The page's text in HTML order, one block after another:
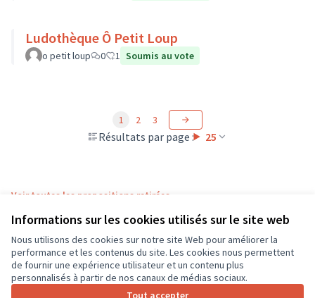
Informations sur les cookies utilisés sur le site web
Nous utilisons des cookies sur notre site Web pour améliorer la
performance et les contenus du site. Les cookies nous permettent
de fournir une expérience utilisateur et un contenu plus
personnalisés à partir de nos canaux de médias sociaux.
Tout accepter
Ludothèque Ô Petit Loup
o petit loup 0 1 Soumis au vote
Résultats par page : 25
1 2 3
Voir toutes les propositions retirées
Conditions d'utilisation
Paramètres des cookies
CD37 sur X
(Lien externe)
CD37 sur Facebook
CD37 sur Instagram
CD37 sur YouTube
(Lien externe)